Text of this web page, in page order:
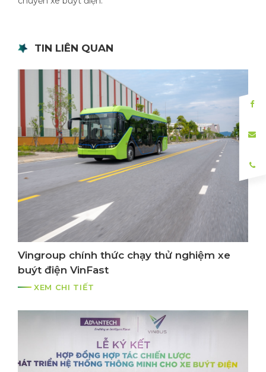
TIN LIÊN QUAN
Vingroup chính thức chạy thử nghiệm xe
buýt điện VinFast
XEM CHI TIẾT